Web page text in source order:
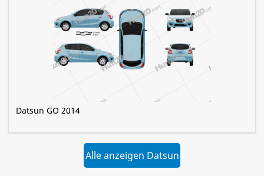
Datsun GO 2014
Alle anzeigen Datsun